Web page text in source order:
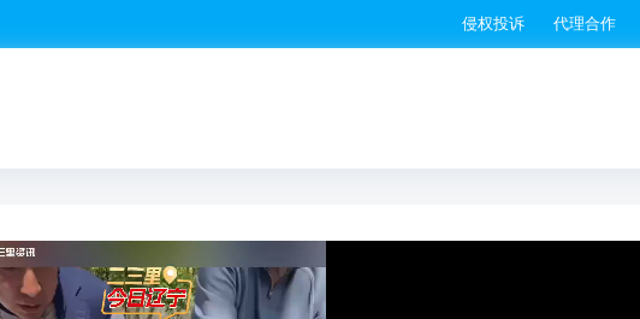
侵权投诉 代理合作